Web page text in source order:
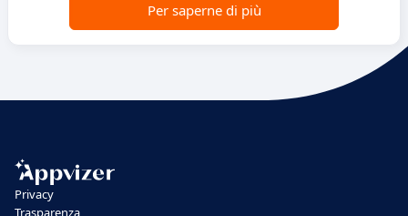
Per saperne di più
Privacy
Trasparenza